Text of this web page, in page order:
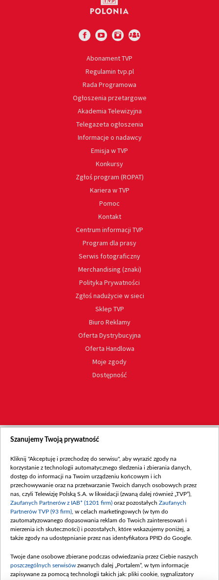
Abonament TVP
Regulamin tvp.pl
Rada Programowa
Ogłoszenia przetargowe
Akademia Telewizyjna
Telegazeta ogłoszenia
Informacje o nadawcy
Emisja w TVP
Konkursy
Zgłoś program (ROPAT)
Kariera w TVP
Pomoc
Kontakt
Centrum informacji TVP
Program dla prasy
Serwis fotograficzny
Merchandising (znaki)
Polityka Prywatności
Zgłoś nadużycie w sieci
Sklep TVP
Biuro Reklamy
Oferta Dystrybucyjna
Oferta Handlowa
Moje zgody
Dostępność
Szanujemy Twoją prywatność
Kliknij "Akceptuję i przechodzę do serwisu", aby wyrazić zgody na
korzystanie z technologii automatycznego śledzenia i zbierania danych,
dostęp do informacji na Twoim urządzeniu końcowym i ich
przechowywanie oraz na przetwarzanie Twoich danych osobowych przez
nas, czyli Telewizję Polską S.A. w likwidacji (zwaną dalej również „TVP”),
Zaufanych Partnerów z IAB* (1201 firm) oraz pozostałych Zaufanych
Partnerów TVP (93 firm) , w celach marketingowych (w tym do
zautomatyzowanego dopasowania reklam do Twoich zainteresowań i
mierzenia ich skuteczności) i pozostałych, które wskazujemy poniżej, a
także zgody na udostępnianie przez nas identyfikatora PPID do Google.
Twoje dane osobowe zbierane podczas odwiedzania przez Ciebie naszych
poszczególnych serwisów zwanych dalej „Portalem”, w tym informacje
zapisywane za pomocą technologii takich jak: pliki cookie, sygnalizatory